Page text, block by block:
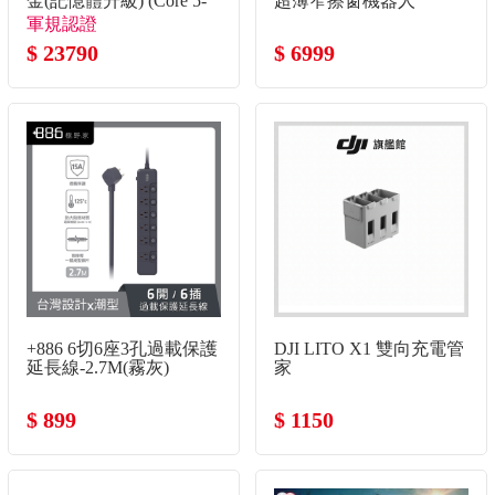
120U/8G+8G/512G
SSD/W11)
軍規認證
$ 23790 $ 6999
+886 6切6座3孔過載保護
延長線-2.7M(霧灰)
$ 899
DJI LITO X1 雙向充電管
家
$ 1150